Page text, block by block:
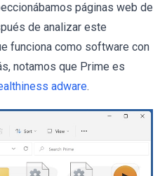
páginas web de
de analizar este
funciona como software con
notamos que Prime es
adware.